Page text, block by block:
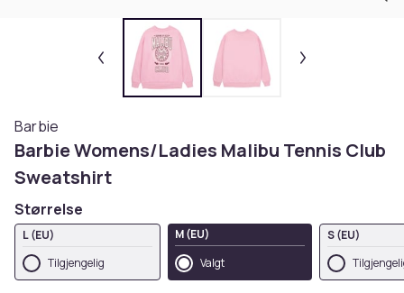
Barbie
Barbie Womens/Ladies Malibu Tennis Club
Sweatshirt
Størrelse
L (EU)
Tilgjengelig
M (EU)
Valgt
S (EU)